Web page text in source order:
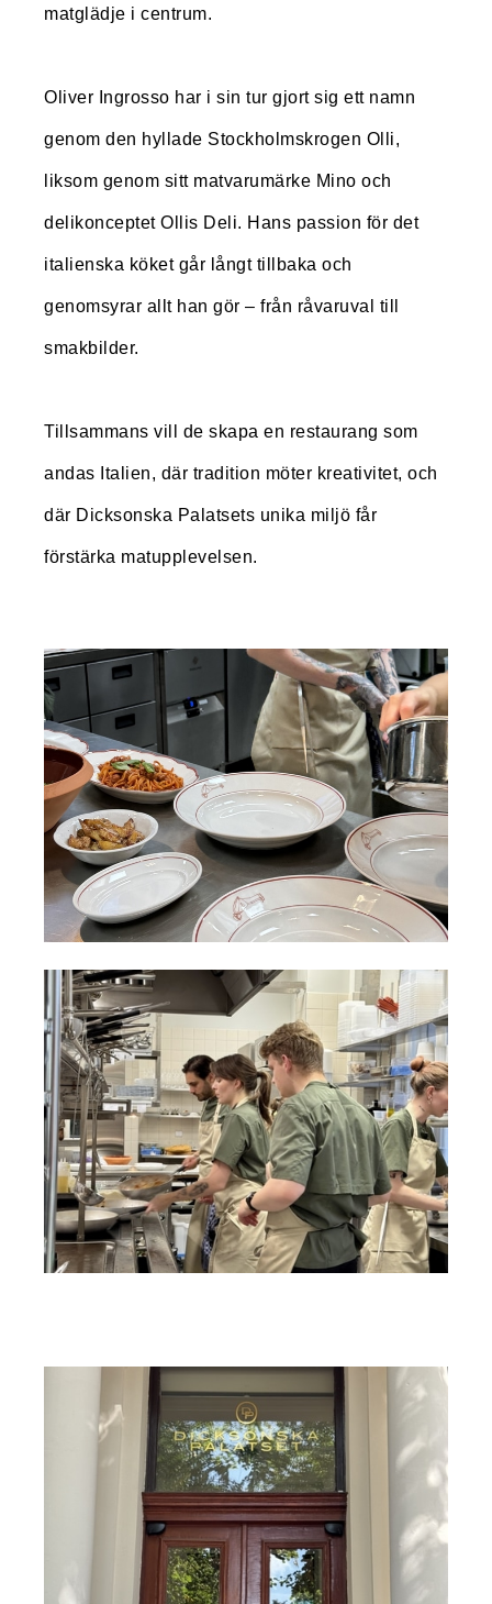
matglädje i centrum.
Oliver Ingrosso har i sin tur gjort sig ett namn
genom den hyllade Stockholmskrogen Olli,
liksom genom sitt matvarumärke Mino och
delikonceptet Ollis Deli. Hans passion för det
italienska köket går långt tillbaka och
genomsyrar allt han gör – från råvaruval till
smakbilder.
Tillsammans vill de skapa en restaurang som
andas Italien, där tradition möter kreativitet, och
där Dicksonska Palatsets unika miljö får
förstärka matupplevelsen.